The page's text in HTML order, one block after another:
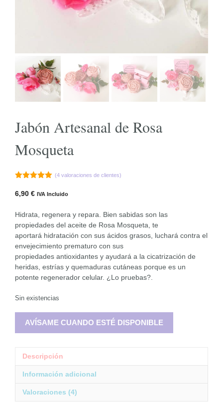
Jabón Artesanal de Rosa
Mosqueta
(4valoraciones de clientes)
6,90 € IVA Incluido
Hidrata, regenera y repara. Bien sabidas son las
propiedades del aceite de Rosa Mosqueta, te
aportará hidratación con sus ácidos grasos, luchará contra el
envejecimiento prematuro con sus
propiedades antioxidantes y ayudará a la cicatrización de
heridas, estrías y quemaduras cutáneas porque es un
potente regenerador celular. ¿Lo pruebas?.
Sin existencias
AVÍSAME CUANDO ESTÉ DISPONIBLE
Descripción
Información adicional
Valoraciones (4)